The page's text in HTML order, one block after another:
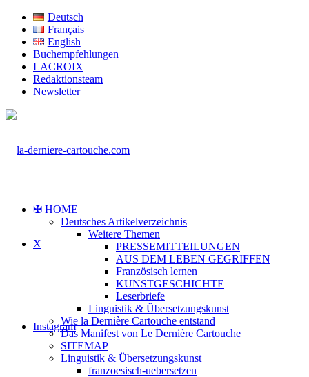
Deutsch
Français
English
Buchempfehlungen
LACROIX
Redaktionsteam
Newsletter
X
Instagram
✠ HOME
Deutsches Artikelverzeichnis
Weitere Themen
PRESSEMITTEILUNGEN
AUS DEM LEBEN GEGRIFFEN
Französisch lernen
KUNSTGESCHICHTE
Leserbriefe
Linguistik & Übersetzungskunst
Wie la Dernière Cartouche entstand
Das Manifest von Le Dernière Cartouche
SITEMAP
Linguistik & Übersetzungskunst
franzoesisch-uebersetzen